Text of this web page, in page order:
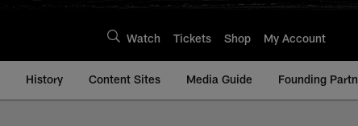
Watch Tickets Shop My Account
History Content Sites Media Guide Founding